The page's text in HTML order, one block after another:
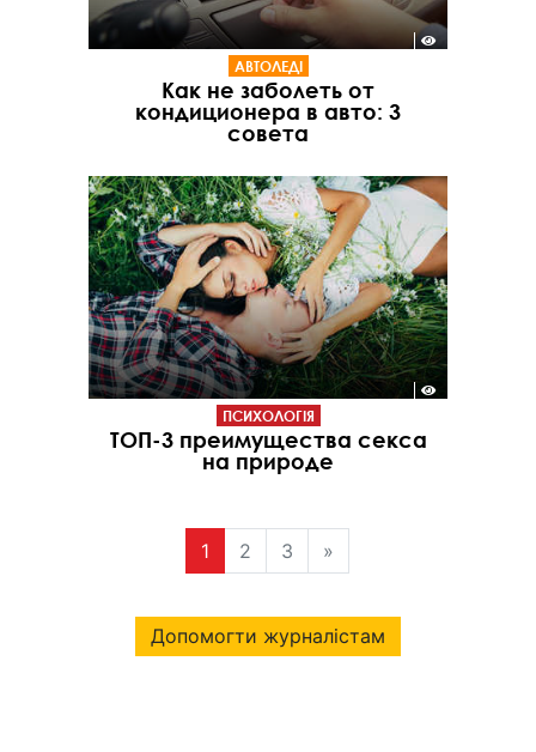
АВТОЛЕДІ
Как не заболеть от
кондиционера в авто: 3
совета
ПСИХОЛОГІЯ
ТОП-3 преимущества секса
на природе
1 2 3 »
Допомогти журналістам